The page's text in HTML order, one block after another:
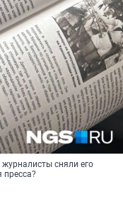
сняли его
пресса?